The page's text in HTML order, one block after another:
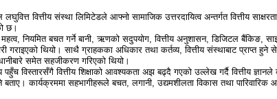
वित्तीय संस्था लिमिटेडले आफ्नो सामाजिक उत्तरदायित्व अन्तर्गत वित्तीय
छ।
महत्व, नियमित बचत गर्ने बानी, ऋणको सदुपयोग, वित्तीय अनुशासन, डिजिटल बैंकिङ,
गराइएको थियो। साथै ग्राहकका अधिकार तथा कर्तव्य, वित्तीय संस्थाबाट प्राप्त हुने
समेत सहजीकरण गरिएको थियो।
पहुँच विस्तारसँगै वित्तीय शिक्षाको आवश्यकता अझ बढ्दै गएको उल्लेख गर्दै वित्तीय ज्ञानले
बताए। कार्यक्रममा सहभागीहरूले बचत, लगानी, उद्यमशीलता विकास तथा पारिवारिक